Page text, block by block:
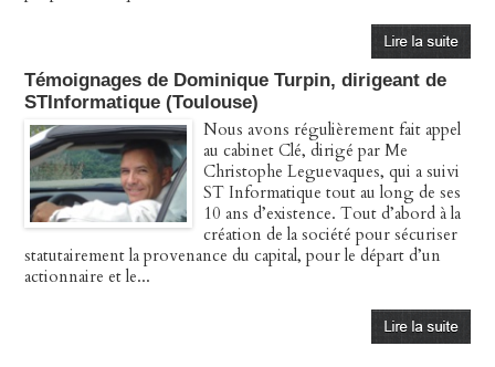
Témoignages de Dominique Turpin, dirigeant de
STInformatique (Toulouse)
Nous avons régulièrement fait appel
au cabinet Clé, dirigé par Me
Christophe Leguevaques, qui a suivi
ST Informatique tout au long de ses
10 ans d’existence. Tout d’abord à la
création de la société pour sécuriser
statutairement la provenance du capital, pour le départ d’un
actionnaire et le...